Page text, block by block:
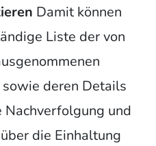
Damit können
Liste der von
deren Details
Nachverfolgung und
die Einhaltung